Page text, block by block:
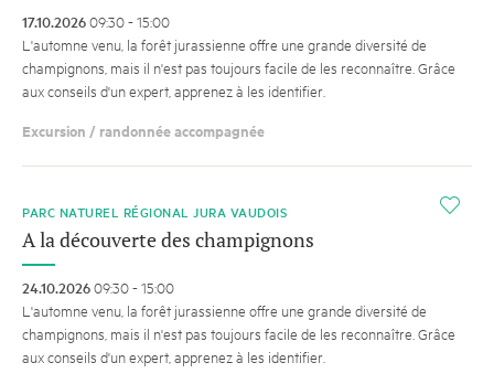
17.10.202609:30 - 15:00
L'automne venu, la forêt jurassienne offre une grande diversité de
champignons, mais il n'est pas toujours facile de les reconnaître. Grâce
aux conseils d'un expert, apprenez à les identifier.
Excursion / randonnée accompagnée
i
PARC NATUREL RÉGIONAL JURA VAUDOIS
A la découverte des champignons
24.10.202609:30 - 15:00
L'automne venu, la forêt jurassienne offre une grande diversité de
champignons, mais il n'est pas toujours facile de les reconnaître. Grâce
aux conseils d'un expert, apprenez à les identifier.